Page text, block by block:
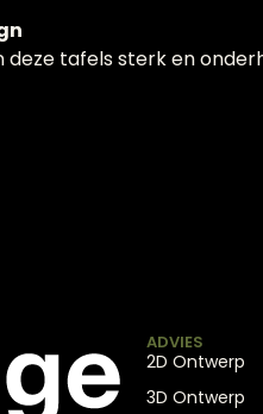
deze tafels sterk en
ADVIES
2D Ontwerp
3D Ontwerp